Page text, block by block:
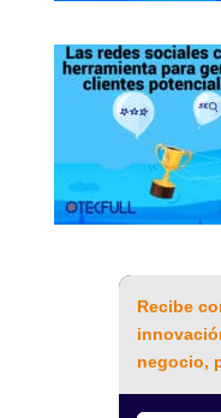
Recibe
negocio,